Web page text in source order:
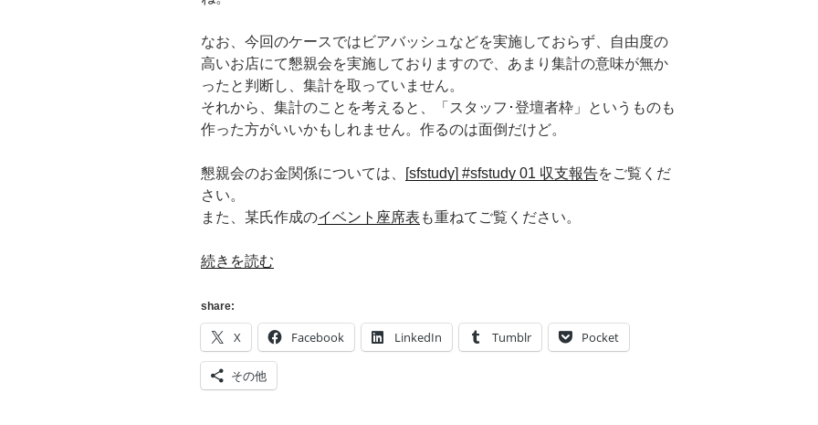
なお、今回のケースではビアバッシュなどを実施しておらず、自由度の
高いお店にて懇親会を実施しておりますので、あまり集計の意味が無か
ったと判断し、集計を取っていません。
それから、集計のことを考えると、「スタッフ･登壇者枠」というものも
作った方がいいかもしれません。作るのは面倒だけど。
懇親会のお金関係については、 [sfstudy] #sfstudy 01 収支報告をご覧くだ
さい。
また、某氏作成のイベント座席表 も重ねてご覧ください。
“[sfstudy]
字
で
見
る
#sfstudy
続きを読む
share:
X Facebook LinkedIn Tumblr Pocket
その他